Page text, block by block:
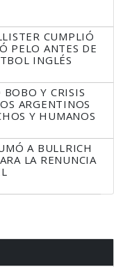
CUMPLIÓ
PELO ANTES DE
INGLÉS
Y CRISIS
ARGENTINOS
Y HUMANOS
A BULLRICH
LA RENUNCIA